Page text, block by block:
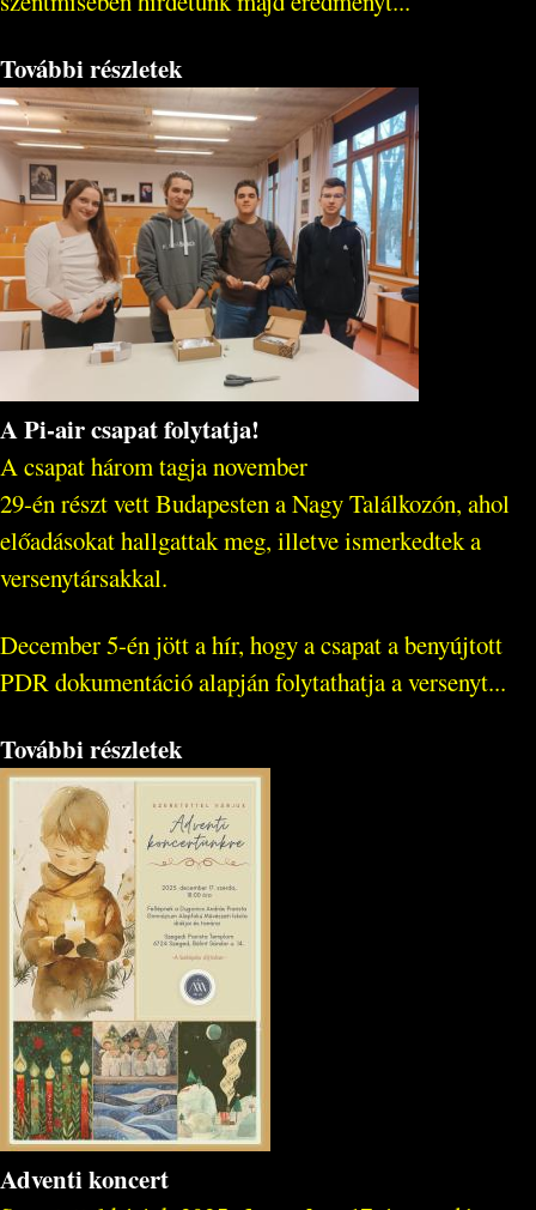
További részletek
A Pi-air csapat folytatja!
A csapat három tagja november
29-én részt vett Budapesten a Nagy Találkozón, ahol
előadásokat hallgattak meg, illetve ismerkedtek a
versenytársakkal.
December 5-én jött a hír, hogy a csapat a benyújtott
PDR dokumentáció alapján folytathatja a versenyt...
További részletek
Adventi koncert